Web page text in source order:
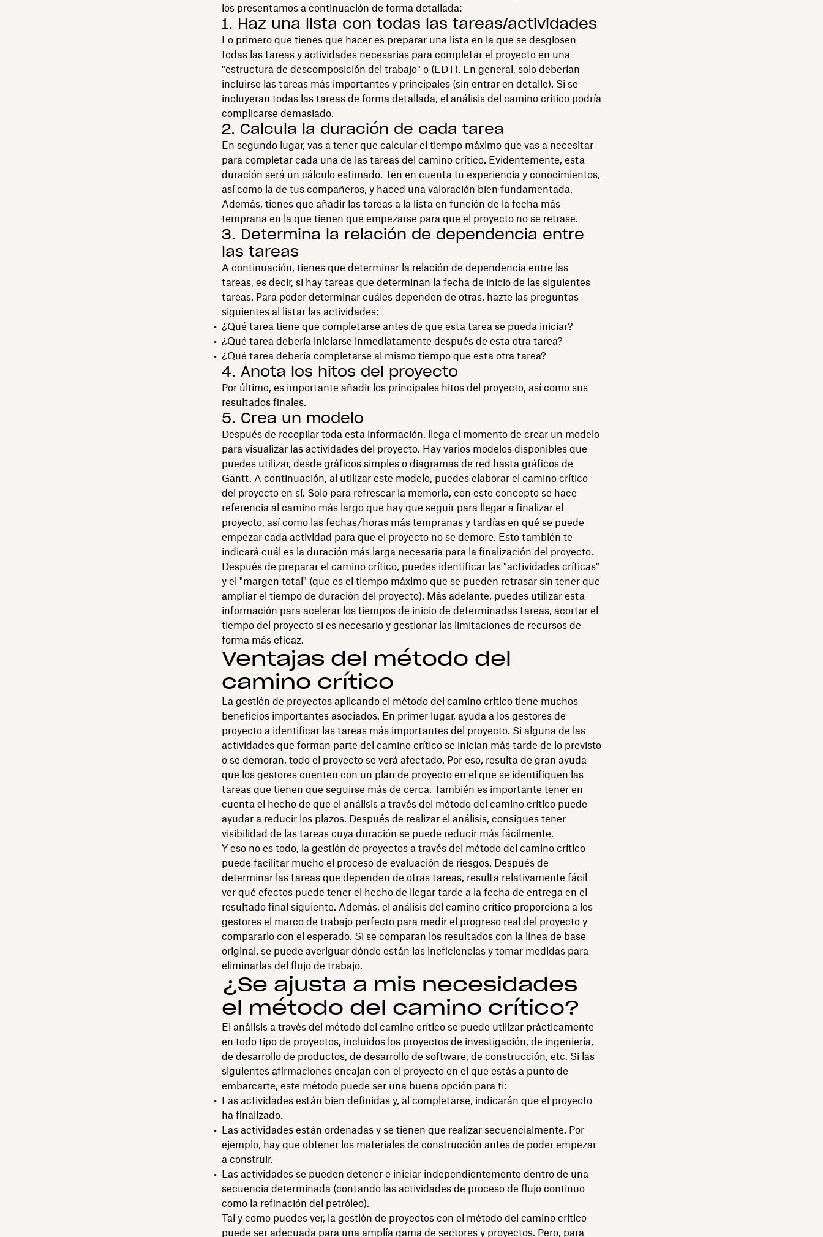
los presentamos a continuación de forma detallada:
1. Haz una lista con todas las tareas/actividades
Lo primero que tienes que hacer es preparar una lista en la que se desglosen
todas las tareas y actividades necesarias para completar el proyecto en una
"estructura de descomposición del trabajo" o (EDT). En general, solo deberían
incluirse las tareas más importantes y principales (sin entrar en detalle). Si se
incluyeran todas las tareas de forma detallada, el análisis del camino crítico podría
complicarse demasiado.
2. Calcula la duración de cada tarea
En segundo lugar, vas a tener que calcular el tiempo máximo que vas a necesitar
para completar cada una de las tareas del camino crítico. Evidentemente, esta
duración será un cálculo estimado. Ten en cuenta tu experiencia y conocimientos,
así como la de tus compañeros, y haced una valoración bien fundamentada.
Además, tienes que añadir las tareas a la lista en función de la fecha más
temprana en la que tienen que empezarse para que el proyecto no se retrase.
3. Determina la relación de dependencia entre
las tareas
A continuación, tienes que determinar la relación de dependencia entre las
tareas, es decir, si hay tareas que determinan la fecha de inicio de las siguientes
tareas. Para poder determinar cuáles dependen de otras, hazte las preguntas
siguientes al listar las actividades:
¿Qué tarea tiene que completarse antes de que esta tarea se pueda iniciar?
¿Qué tarea debería iniciarse inmediatamente después de esta otra tarea?
¿Qué tarea debería completarse al mismo tiempo que esta otra tarea?
4. Anota los hitos del proyecto
Por último, es importante añadir los principales hitos del proyecto, así como sus
resultados finales.
5. Crea un modelo
Después de recopilar toda esta información, llega el momento de crear un modelo
para visualizar las actividades del proyecto. Hay varios modelos disponibles que
puedes utilizar, desde gráficos simples o diagramas de red hasta gráficos de
Gantt. A continuación, al utilizar este modelo, puedes elaborar el camino crítico
del proyecto en sí. Solo para refrescar la memoria, con este concepto se hace
referencia al camino más largo que hay que seguir para llegar a finalizar el
proyecto, así como las fechas/horas más tempranas y tardías en qué se puede
empezar cada actividad para que el proyecto no se demore. Esto también te
indicará cuál es la duración más larga necesaria para la finalización del proyecto.
Después de preparar el camino crítico, puedes identificar las "actividades críticas"
y el "margen total" (que es el tiempo máximo que se pueden retrasar sin tener que
ampliar el tiempo de duración del proyecto). Más adelante, puedes utilizar esta
información para acelerar los tiempos de inicio de determinadas tareas, acortar el
tiempo del proyecto si es necesario y gestionar las limitaciones de recursos de
forma más eficaz.
Ventajas del método del
camino crítico
La gestión de proyectos aplicando el método del camino crítico tiene muchos
beneficios importantes asociados. En primer lugar, ayuda a los gestores de
proyecto a identificar las tareas más importantes del proyecto. Si alguna de las
actividades que forman parte del camino crítico se inician más tarde de lo previsto
o se demoran, todo el proyecto se verá afectado. Por eso, resulta de gran ayuda
que los gestores cuenten con un plan de proyecto en el que se identifiquen las
tareas que tienen que seguirse más de cerca. También es importante tener en
cuenta el hecho de que el análisis a través del método del camino crítico puede
ayudar a reducir los plazos. Después de realizar el análisis, consigues tener
visibilidad de las tareas cuya duración se puede reducir más fácilmente.
Y eso no es todo, la gestión de proyectos a través del método del camino crítico
puede facilitar mucho el proceso de evaluación de riesgos. Después de
determinar las tareas que dependen de otras tareas, resulta relativamente fácil
ver qué efectos puede tener el hecho de llegar tarde a la fecha de entrega en el
resultado final siguiente. Además, el análisis del camino crítico proporciona a los
gestores el marco de trabajo perfecto para medir el progreso real del proyecto y
compararlo con el esperado. Si se comparan los resultados con la línea de base
original, se puede averiguar dónde están las ineficiencias y tomar medidas para
eliminarlas del flujo de trabajo.
¿Se ajusta a mis necesidades
el método del camino crítico?
El análisis a través del método del camino crítico se puede utilizar prácticamente
en todo tipo de proyectos, incluidos los proyectos de investigación, de ingeniería,
de desarrollo de productos, de desarrollo de software, de construcción, etc. Si las
siguientes afirmaciones encajan con el proyecto en el que estás a punto de
embarcarte, este método puede ser una buena opción para ti:
Las actividades están bien definidas y, al completarse, indicarán que el proyecto
ha finalizado.
Las actividades están ordenadas y se tienen que realizar secuencialmente. Por
ejemplo, hay que obtener los materiales de construcción antes de poder empezar
a construir.
Las actividades se pueden detener e iniciar independientemente dentro de una
secuencia determinada (contando las actividades de proceso de flujo continuo
como la refinación del petróleo).
Tal y como puedes ver, la gestión de proyectos con el método del camino crítico
puede ser adecuada para una amplía gama de sectores y proyectos. Pero, para